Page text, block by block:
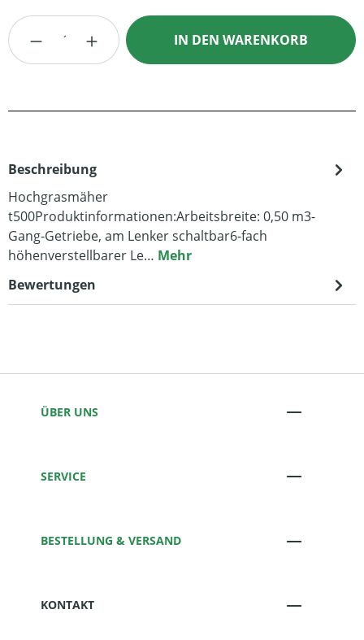
Produkt Anzahl: Gib den gewünschten
IN DEN WARENKORB
Beschreibung
Hochgrasmäher
t500Produktinformationen:Arbeitsbreite: 0,50 m3-
Gang-Getriebe, am Lenker schaltbar6-fach
höhenverstellbarer Le… Mehr
Bewertungen
ÜBER UNS
SERVICE
BESTELLUNG & VERSAND
KONTAKT